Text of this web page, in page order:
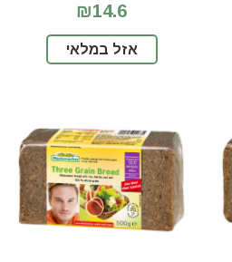
₪14.6
אזל במלאי